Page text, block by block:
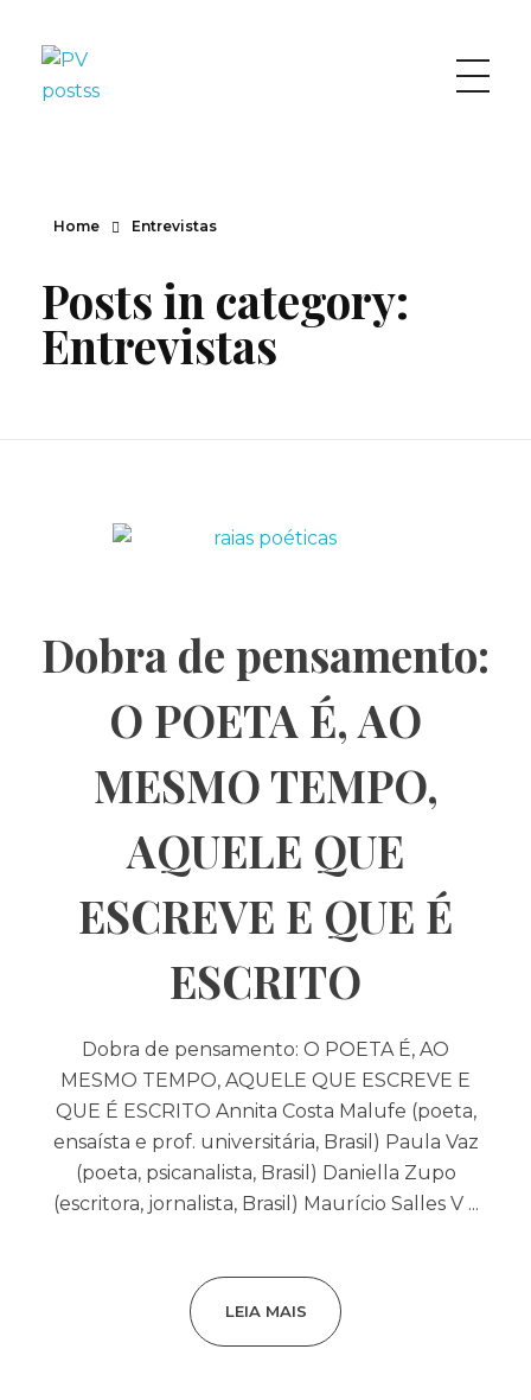
Home Entrevistas
Posts in category:
Entrevistas
Dobra de pensamento:
O POETA É, AO
MESMO TEMPO,
AQUELE QUE
ESCREVE E QUE É
ESCRITO
Dobra de pensamento: O POETA É, AO
MESMO TEMPO, AQUELE QUE ESCREVE E
QUE É ESCRITO Annita Costa Malufe (poeta,
ensaísta e prof. universitária, Brasil) Paula Vaz
(poeta, psicanalista, Brasil) Daniella Zupo
(escritora, jornalista, Brasil) Maurício Salles V ...
LEIA MAIS